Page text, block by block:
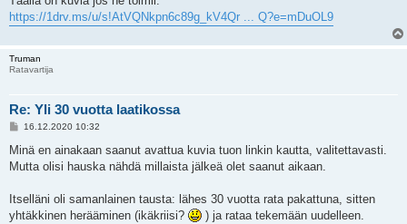
https://1drv.ms/u/s!AtVQNkpn6c89g_kV4Qr ... Q?e=mDuOL9
Truman
Ratavartija
Re: Yli 30 vuotta laatikossa
V
e
t
16.12.2020 10:32
Minä en ainakaan saanut avattua kuvia tuon linkin kautta, valitettavasti.
Mutta olisi hauska nähdä millaista jälkeä olet saanut aikaan.
Itselläni oli samanlainen tausta: lähes 30 vuotta rata pakattuna, sitten
yhtäkkinen herääminen (ikäkriisi?
) ja rataa tekemään uudelleen.